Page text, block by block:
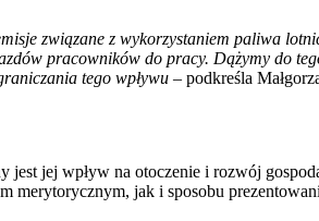
związane z wykorzystaniem paliwa
pracowników do pracy. Dążymy do
tego wpływu – podkreśla
jest jej wpływ na otoczenie i rozwój
merytorycznym, jak i sposobu